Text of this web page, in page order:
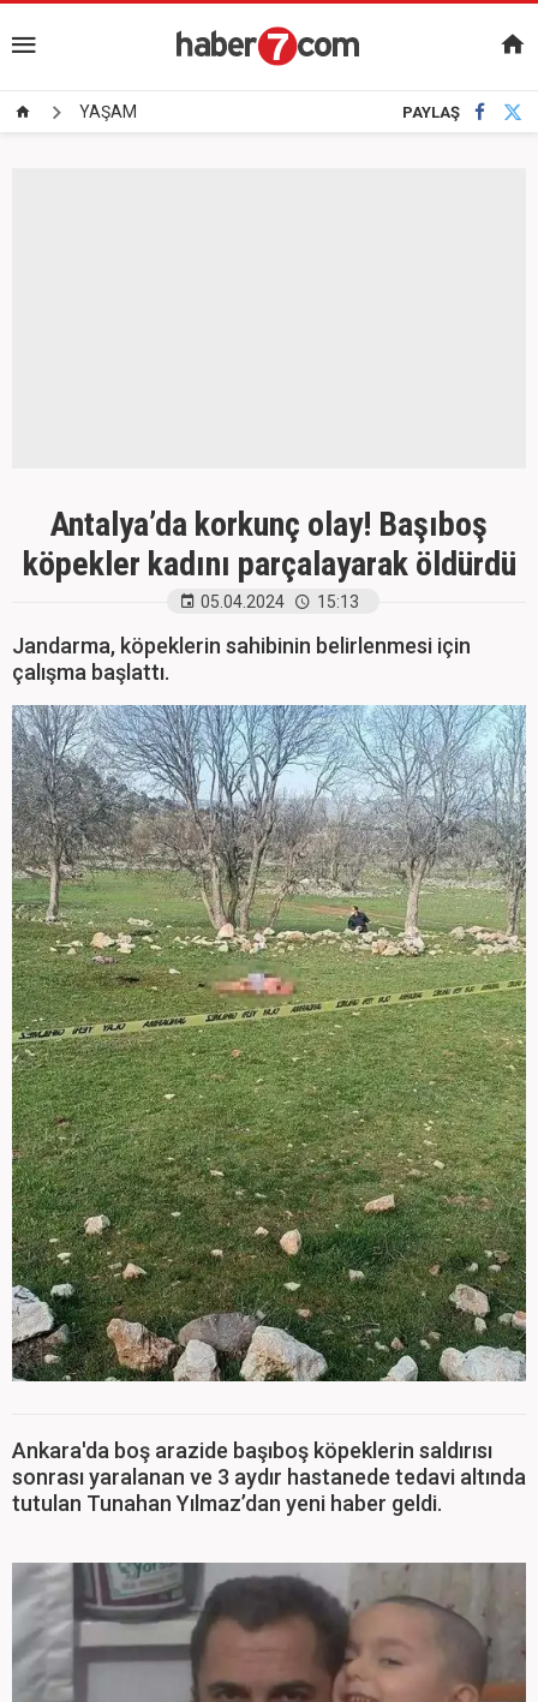
YAŞAM PAYLAŞ
Antalya’da korkunç olay! Başıboş
köpekler kadını parçalayarak öldürdü
05.04.2024 15:13
Jandarma, köpeklerin sahibinin belirlenmesi için
çalışma başlattı.
Ankara'da boş arazide başıboş köpeklerin saldırısı
sonrası yaralanan ve 3 aydır hastanede tedavi altında
tutulan Tunahan Yılmaz’dan yeni haber geldi.